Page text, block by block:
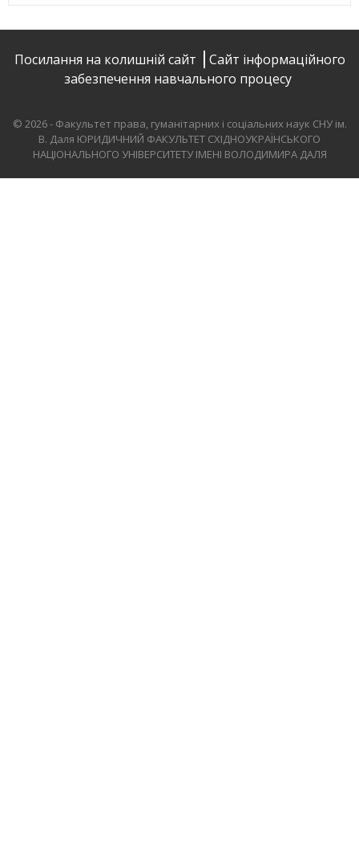
Посилання на колишній сайт
Сайт інформаційного
забезпечення навчального процесу
© 2026 - Факультет права, гуманітарних і соціальних наук СНУ ім.
В. Даля ЮРИДИЧНИЙ ФАКУЛЬТЕТ СХІДНОУКРАЇНСЬКОГО
НАЦІОНАЛЬНОГО УНІВЕРСИТЕТУ ІМЕНІ ВОЛОДИМИРА ДАЛЯ